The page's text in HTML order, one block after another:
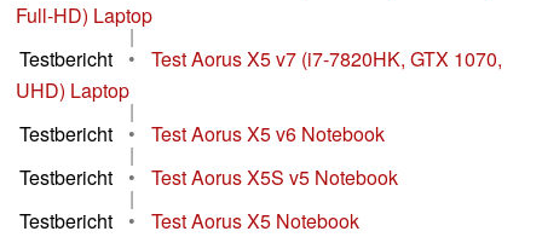
Full-HD) Laptop
|
Testbericht
•
Test Aorus X5 v7 (i7-7820HK, GTX 1070,
UHD) Laptop
|
Testbericht
• Test Aorus X5 v6 Notebook
|
Testbericht
• Test Aorus X5S v5 Notebook
|
Testbericht
• Test Aorus X5 Notebook